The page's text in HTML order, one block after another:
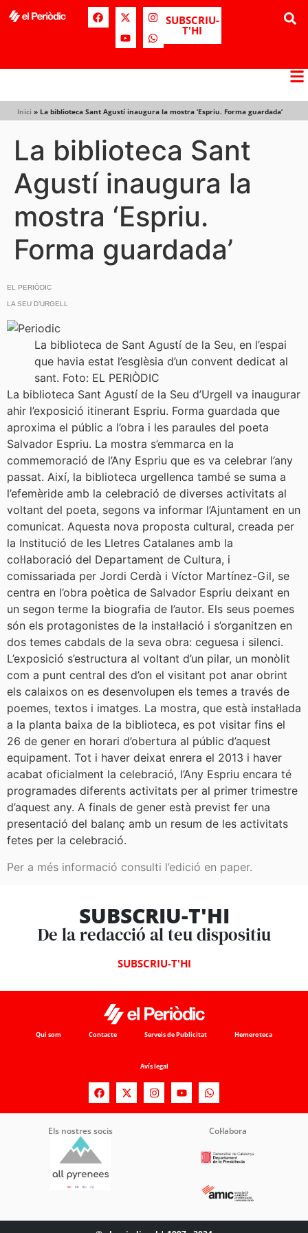
SUBSCRIU-
T'HI
Inici » La biblioteca Sant Agustí inaugura la mostra ‘Espriu. Forma guardada’
La biblioteca Sant
Agustí inaugura la
mostra ‘Espriu.
Forma guardada’
EL PERIÒDIC
LA SEU D’URGELL
La biblioteca de Sant Agustí de la Seu, en l’espai
que havia estat l’esglèsia d’un convent dedicat al
sant. Foto: EL PERIÒDIC
La biblioteca Sant Agustí de la Seu d’Urgell va inaugurar
ahir l’exposició itinerant Espriu. Forma guardada que
aproxima el públic a l’obra i les paraules del poeta
Salvador Espriu. La mostra s’emmarca en la
commemoració de l’Any Espriu que es va celebrar l’any
passat. Així, la biblioteca urgellenca també se suma a
l’efemèride amb la celebració de diverses activitats al
voltant del poeta, segons va informar l’Ajuntament en un
comunicat. Aquesta nova proposta cultural, creada per
la Institució de les Lletres Catalanes amb la
col·laboració del Departament de Cultura, i
comissariada per Jordi Cerdà i Víctor Martínez-Gil, se
centra en l’obra poètica de Salvador Espriu deixant en
un segon terme la biografia de l’autor. Els seus poemes
són els protagonistes de la instal·lació i s’organitzen en
dos temes cabdals de la seva obra: ceguesa i silenci.
L’exposició s’estructura al voltant d’un pilar, un monòlit
com a punt central des d’on el visitant pot anar obrint
els calaixos on es desenvolupen els temes a través de
poemes, textos i imatges. La mostra, que està instal·lada
a la planta baixa de la biblioteca, es pot visitar fins el
26 de gener en horari d’obertura al públic d’aquest
equipament. Tot i haver deixat enrera el 2013 i haver
acabat oficialment la celebració, l’Any Espriu encara té
programades diferents activitats per al primer trimestre
d’aquest any. A finals de gener està previst fer una
presentació del balanç amb un resum de les activitats
fetes per la celebració.
Per a més informació consulti l’edició en paper.
SUBSCRIU-T'HI
De la redacció al teu dispositiu
SUBSCRIU-T'HI
Qui som Contacte Serveis de Publicitat Hemeroteca
Avís legal
Els nostres socis Col·labora